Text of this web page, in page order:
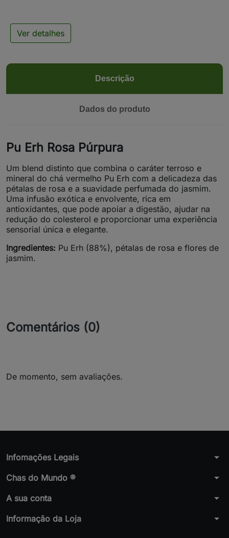
Ver detalhes
Descrição
Dados do produto
Pu Erh Rosa Púrpura
Um blend distinto que combina o caráter terroso e
mineral do chá vermelho Pu Erh com a delicadeza das
pétalas de rosa e a suavidade perfumada do jasmim.
Uma infusão exótica e envolvente, rica em
antioxidantes, que pode apoiar a digestão, ajudar na
redução do colesterol e proporcionar uma experiência
sensorial única e elegante.
Ingredientes: Pu Erh (88%), pétalas de rosa e flores de
jasmim.
Comentários (0)
De momento, sem avaliações.
Infomações Legais arrow_drop_down
Chas do Mundo ® arrow_drop_down
A sua conta arrow_drop_down
Informação da Loja arrow_drop_down